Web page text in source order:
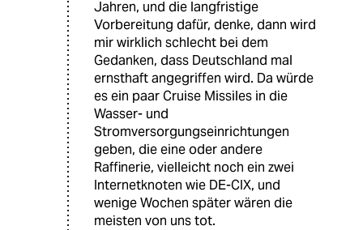
Jahren, und die langfristige
Vorbereitung dafür, denke, dann wird
mir wirklich schlecht bei dem
Gedanken, dass Deutschland mal
ernsthaft angegriffen wird. Da würde
es ein paar Cruise Missiles in die
Wasser- und
Stromversorgungseinrichtungen
geben, die eine oder andere
Raffinerie, vielleicht noch ein zwei
Internetknoten wie DE-CIX, und
wenige Wochen später wären die
meisten von uns tot.